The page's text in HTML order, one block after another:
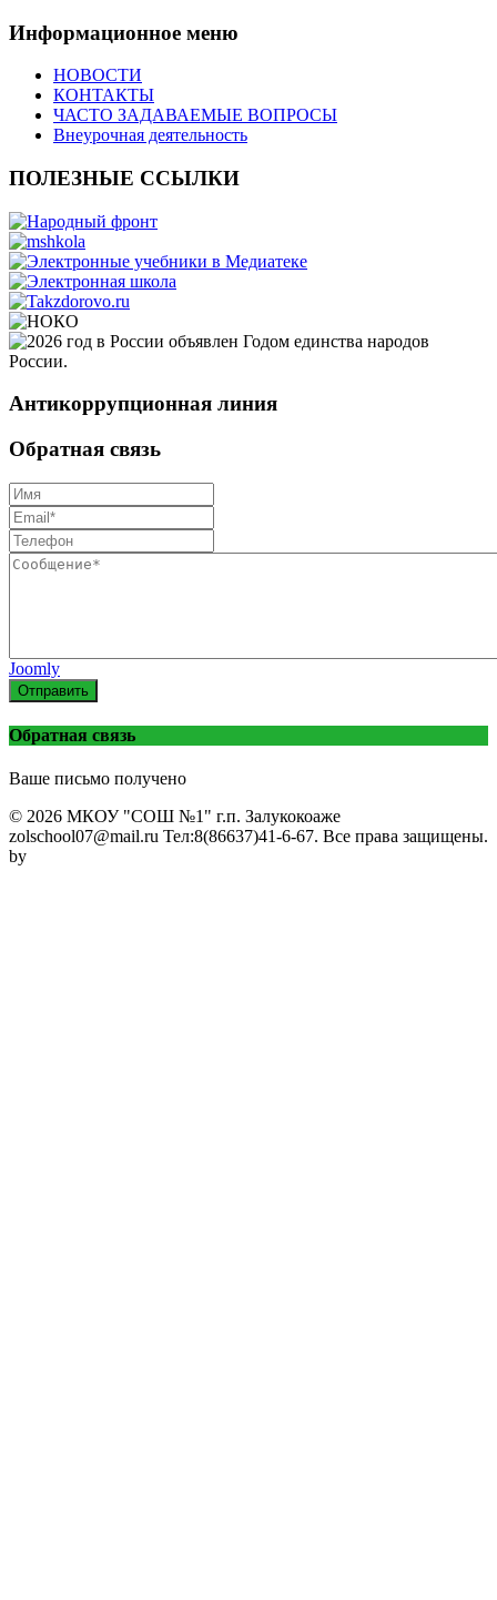
Информационное меню
НОВОСТИ
КОНТАКТЫ
ЧАСТО ЗАДАВАЕМЫЕ ВОПРОСЫ
Внеурочная деятельность
ПОЛЕЗНЫЕ ССЫЛКИ
Антикоррупционная линия
Обратная связь
Joomly
Отправить
Обратная связь
Ваше письмо получено
© 2026 МКОУ "СОШ №1" г.п. Залукокоаже
zolschool07@mail.ru Тел:8(86637)41-6-67. Все права защищены.
by